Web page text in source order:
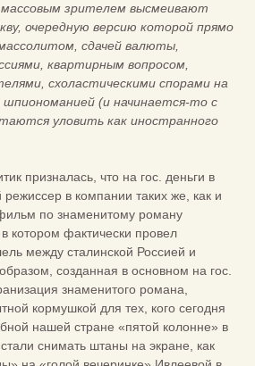
массовым зрителем высмеивают
очередную версию которой прямо
сдачей валюты,
квартирным вопросом,
схоластическими спорами на
(и начинается-то с
уловить как иностранного
призналась, что на гос. деньги в
в компании таких же, как и
по знаменитому роману
в котором фактически провел
между сталинской Россией и
созданная в основном на гос.
знаменитого романа,
кормушкой для тех, кого сегодня
нашей стране «пятой колонне» в
снимать штаны на экране, как